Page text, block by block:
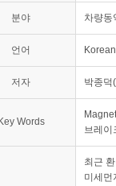
분야 차량동
언어 Korean
저자 박종덕
Key Words
브레이
최근
미세먼